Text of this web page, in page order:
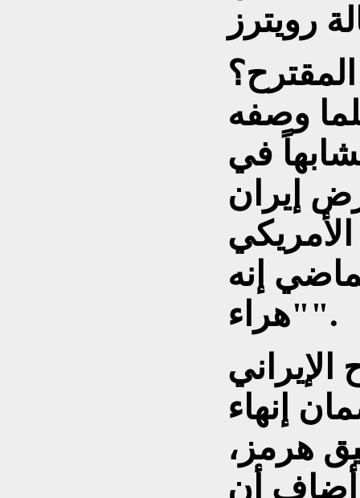
وصفه
في
إيران
إنه
"هراء".
إنهاء
هرمز،
أن